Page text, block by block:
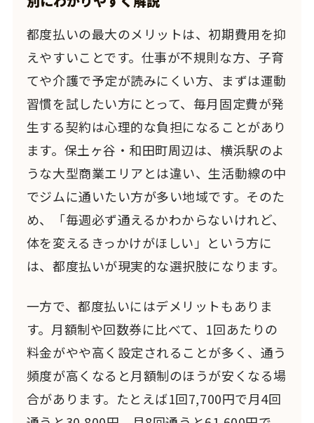
都度払いの最大のメリットは、初期費用を抑
えやすいことです。仕事が不規則な方、子育
てや介護で予定が読みにくい方、まずは運動
習慣を試したい方にとって、毎月固定費が発
生する契約は心理的な負担になることがあり
ます。保土ヶ谷・和田町周辺は、横浜駅のよ
うな大型商業エリアとは違い、生活動線の中
でジムに通いたい方が多い地域です。そのた
め、「毎週必ず通えるかわからないけれど、
体を変えるきっかけがほしい」という方に
は、都度払いが現実的な選択肢になります。
一方で、都度払いにはデメリットもありま
す。月額制や回数券に比べて、1回あたりの
料金がやや高く設定されることが多く、通う
頻度が高くなると月額制のほうが安くなる場
合があります。たとえば1回7,700円で月4回